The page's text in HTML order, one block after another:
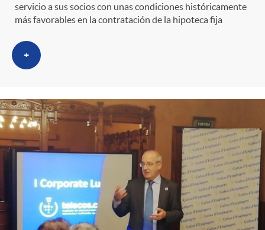
servicio a sus socios con unas condiciones históricamente
más favorables en la contratación de la hipoteca fija
+